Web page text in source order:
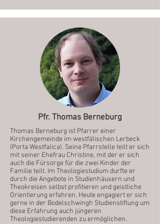
Pfr. Thomas Berneburg
Thomas Berneburg ist Pfarrer einer
Kirchengemeinde im westfälischen Lerbeck
(Porta Westfalica). Seine Pfarrstelle teilt er sich
mit seiner Ehefrau Christine, mit der er sich
auch die Fürsorge für die zwei Kinder der
Familie teilt. Im Theologiestudium durfte er
durch die Angebote in Studienhäusern und
Theokreisen selbst profitieren und geistliche
Orientierung erfahren. Heute engagiert er sich
gerne in der Bodelschwingh Studienstiftung um
diese Erfahrung auch jüngeren
Theologiestudierenden zu ermöglichen.